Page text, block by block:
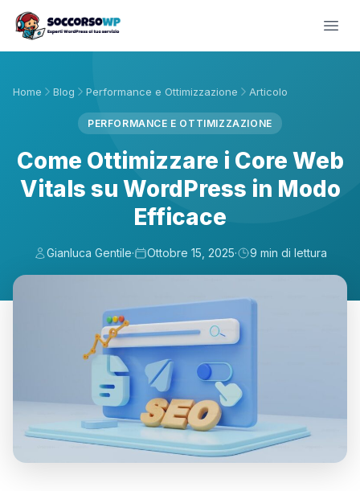
Home Blog Performance e Ottimizzazione Articolo
PERFORMANCE E OTTIMIZZAZIONE
Come Ottimizzare i Core Web
Vitals su WordPress in Modo
Efficace
Gianluca Gentile· Ottobre 15, 2025· 9 min di lettura